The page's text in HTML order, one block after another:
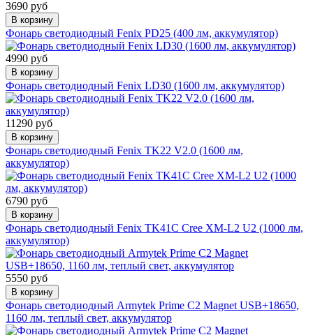
3690 руб
В корзину
Фонарь светодиодный Fenix PD25 (400 лм, аккумулятор)
4990 руб
В корзину
Фонарь светодиодный Fenix LD30 (1600 лм, аккумулятор)
11290 руб
В корзину
Фонарь светодиодный Fenix TK22 V2.0 (1600 лм,
аккумулятор)
6790 руб
В корзину
Фонарь светодиодный Fenix TK41C Cree XM-L2 U2 (1000 лм,
аккумулятор)
5550 руб
В корзину
Фонарь светодиодный Armytek Prime C2 Magnet USB+18650,
1160 лм, теплый свет, аккумулятор